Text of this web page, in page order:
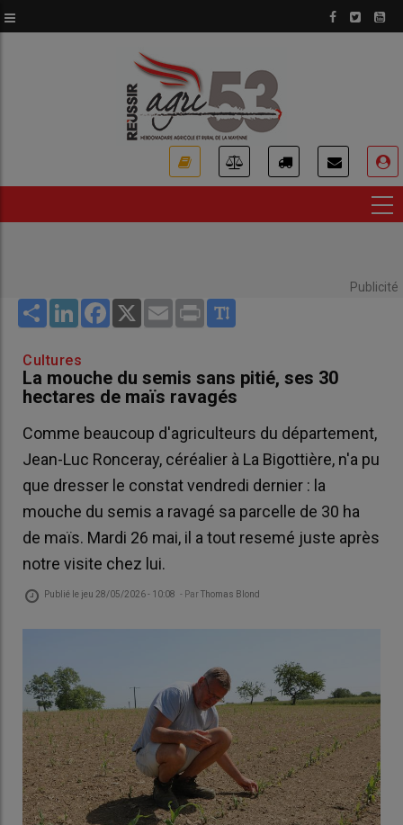
au
Publicité
Share LinkedInFacebook
X Email Print
Cultures
La mouche du semis sans pitié, ses 30
hectares de maïs ravagés
Comme beaucoup d'agriculteurs du département,
Jean-Luc Ronceray, céréalier à La Bigottière, n'a pu
que dresser le constat vendredi dernier : la
mouche du semis a ravagé sa parcelle de 30 ha
de maïs. Mardi 26 mai, il a tout resemé juste après
notre visite chez lui.
Publié le jeu 28/05/2026 - 10:08 - ParThomas Blond